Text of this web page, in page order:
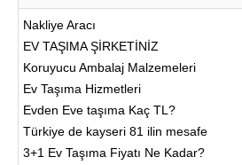
Nakliye Aracı
EV TAŞIMA ŞİRKETİNİZ
Koruyucu Ambalaj Malzemeleri
Ev Taşıma Hizmetleri
Evden Eve taşıma Kaç TL?
Türkiye de kayseri 81 ilin mesafe
3+1 Ev Taşıma Fiyatı Ne Kadar?